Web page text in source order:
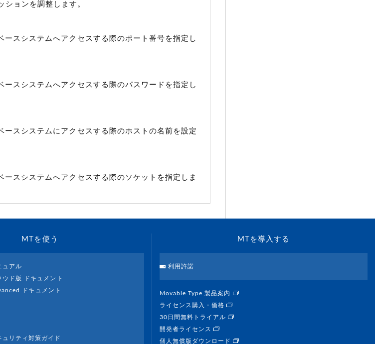
ションを調整します。
スシステムへアクセスする際のポート番号を指定し
スシステムへアクセスする際のパスワードを指定し
スシステムにアクセスする際のホストの名前を設定
スシステムへアクセスする際のソケットを指定しま
MTを使う
ュアル
ド版 ドキュメント
ドキュメント
リティ対策ガイド
MTを導入する
利用許諾
Movable Type 製品案内
ライセンス購入・価格
30日間無料トライアル
開発者ライセンス
個人無償版ダウンロード